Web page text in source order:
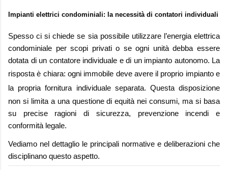
Impianti elettrici condominiali: la necessità di contatori individuali
Spesso ci si chiede se sia possibile utilizzare l’energia elettrica
condominiale per scopi privati o se ogni unità debba essere
dotata di un contatore individuale e di un impianto autonomo. La
risposta è chiara: ogni immobile deve avere il proprio impianto e
la propria fornitura individuale separata. Questa disposizione
non si limita a una questione di equità nei consumi, ma si basa
su precise ragioni di sicurezza, prevenzione incendi e
conformità legale.
Vediamo nel dettaglio le principali normative e deliberazioni che
disciplinano questo aspetto.